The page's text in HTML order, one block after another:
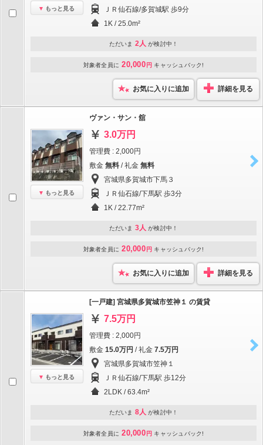
もっと見る
ＪＲ仙石線/多賀城駅 歩9分
1K / 25.0m²
ただいま 2人 が検討中！
対象者全員に 20,000 円 キャッシュバック!
お気に入りに追加 詳細を見る
もっと見る
ヴァン・サン・舘
3.0万円
管理費 : 2,000円
敷金 無料 / 礼金 無料
宮城県多賀城市下馬３
ＪＲ仙石線/下馬駅 歩3分
1K / 22.77m²
ただいま 3人 が検討中！
対象者全員に 20,000 円 キャッシュバック!
お気に入りに追加 詳細を見る
もっと見る
[一戸建] 宮城県多賀城市笠神１ の賃貸
7.5万円
管理費 : 2,000円
敷金 15.0万円 / 礼金 7.5万円
宮城県多賀城市笠神１
ＪＲ仙石線/下馬駅 歩12分
2LDK / 63.4m²
ただいま 8人 が検討中！
対象者全員に 20,000 円 キャッシュバック!